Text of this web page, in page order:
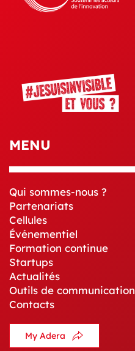
MENU
Qui sommes-nous ?
Partenariats
Cellules
Événementiel
Formation continue
Startups
Actualités
Outils de communication
Contacts
My Adera